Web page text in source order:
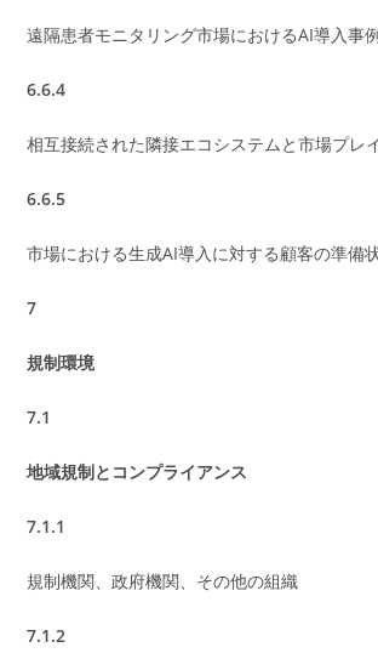
遠隔患者モニタリング市場におけるAI導入事
6.6.4
相互接続された隣接エコシステムと市場プレ
6.6.5
市場における生成AI導入に対する顧客の準備
7
規制環境
7.1
地域規制とコンプライアンス
7.1.1
規制機関、政府機関、その他の組織
7.1.2